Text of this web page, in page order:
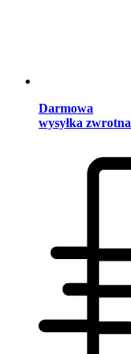
Darmowa
wysyłka zwrotna